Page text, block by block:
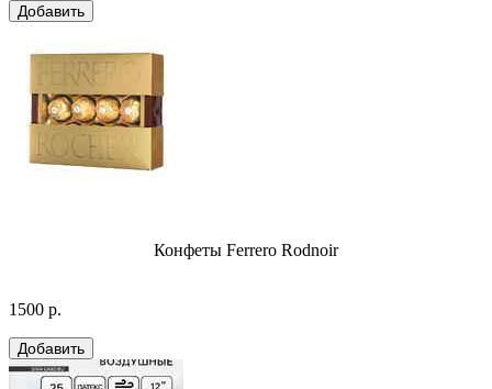
Конфеты Ferrero Rodnoir
1500 р.